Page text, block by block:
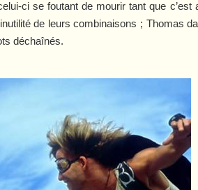
ci se foutant de mourir tant que
de leurs combinaisons ; Thomas
déchaînés.